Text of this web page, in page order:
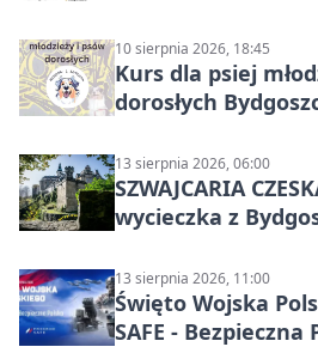
10 sierpnia 2026, 18:45
Kurs dla psiej
dorosłych
13 sierpnia 2026, 06:00
SZWAJCARIA
wycieczka z
13 sierpnia 2026, 11:00
Święto Wojska
SAFE - Bezpieczna